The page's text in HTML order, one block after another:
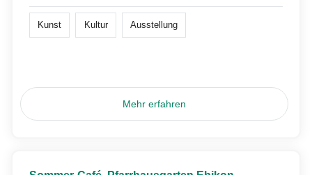
Kunst Kultur Ausstellung
Mehr erfahren